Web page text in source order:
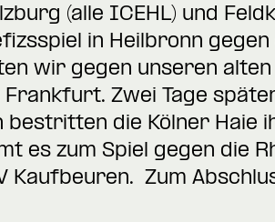
(alle ICEHL) und
in Heilbronn
wir gegen unseren alten
Frankfurt. Zwei Tage
bestritten die Kölner Haie
es zum Spiel gegen die
Kaufbeuren. Zum